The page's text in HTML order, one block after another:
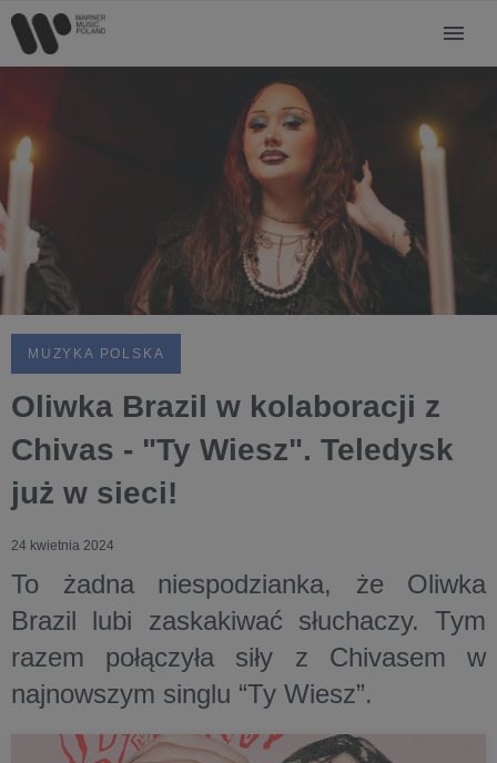
MUZYKA POLSKA
Oliwka Brazil w kolaboracji z
Chivas - "Ty Wiesz". Teledysk
już w sieci!
24 kwietnia 2024
To żadna niespodzianka, że Oliwka
Brazil lubi zaskakiwać słuchaczy. Tym
razem połączyła siły z Chivasem w
najnowszym singlu “Ty Wiesz”.